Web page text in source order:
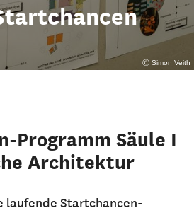
Ⓒ Simon Veith
Programm Säule I
Architektur
laufende Startchancen-